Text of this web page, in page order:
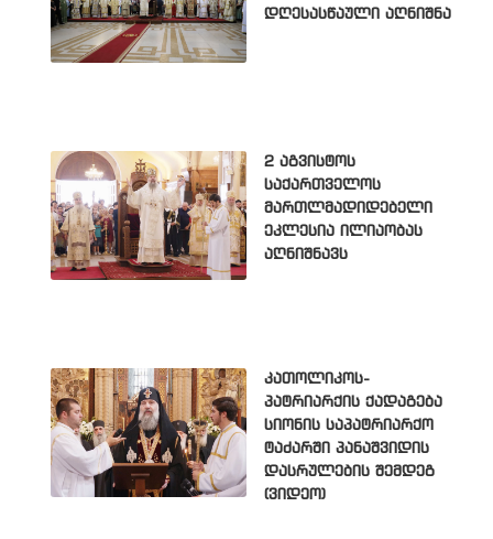
დღესასწაული აღნიშნა
2 აგვისტოს
საქართველოს
მართლმადიდებელი
ეკლესია ილიაობას
აღნიშნავს
კათოლიკოს-
პატრიარქის ქადაგება
სიონის საპატრიარქო
ტაძარში პანაშვიდის
დასრულების შემდეგ
(ვიდეო)